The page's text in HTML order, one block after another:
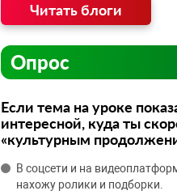
Читать блоги
Опрос
Если тема на уроке
интересной, куда ты
«культурным
В соцсети и на
нахожу ролики и подборки.